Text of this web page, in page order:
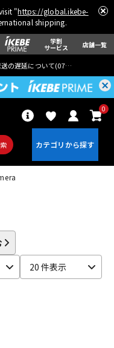
"https://global.ikebe-
shipping.
学割
サービス 店舗一覧
の遅延について(07月29日
0
20 件表示